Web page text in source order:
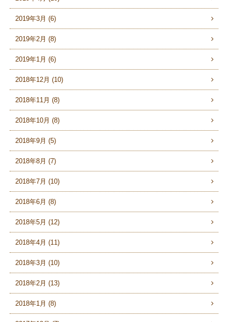
2019年3月 (6)
2019年2月 (8)
2019年1月 (6)
2018年12月 (10)
2018年11月 (8)
2018年10月 (8)
2018年9月 (5)
2018年8月 (7)
2018年7月 (10)
2018年6月 (8)
2018年5月 (12)
2018年4月 (11)
2018年3月 (10)
2018年2月 (13)
2018年1月 (8)